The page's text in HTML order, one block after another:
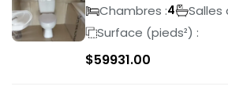
Chambres :4 Salles
Surface (pieds²) :
$59931.00